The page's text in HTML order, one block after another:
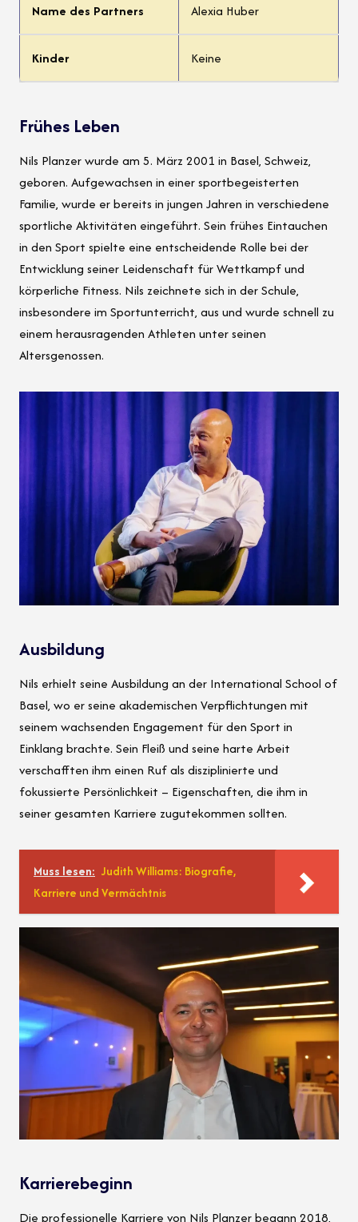
Name des Partners Alexia Huber
Kinder Keine
Frühes Leben
Nils Planzer wurde am 5. März 2001 in Basel, Schweiz,
geboren. Aufgewachsen in einer sportbegeisterten
Familie, wurde er bereits in jungen Jahren in verschiedene
sportliche Aktivitäten eingeführt. Sein frühes Eintauchen
in den Sport spielte eine entscheidende Rolle bei der
Entwicklung seiner Leidenschaft für Wettkampf und
körperliche Fitness. Nils zeichnete sich in der Schule,
insbesondere im Sportunterricht, aus und wurde schnell zu
einem herausragenden Athleten unter seinen
Altersgenossen.
Ausbildung
Nils erhielt seine Ausbildung an der International School of
Basel, wo er seine akademischen Verpflichtungen mit
seinem wachsenden Engagement für den Sport in
Einklang brachte. Sein Fleiß und seine harte Arbeit
verschafften ihm einen Ruf als disziplinierte und
fokussierte Persönlichkeit – Eigenschaften, die ihm in
seiner gesamten Karriere zugutekommen sollten.
Muss lesen: Judith Williams: Biografie,
Karriere und Vermächtnis
Karrierebeginn
Die professionelle Karriere von Nils Planzer begann 2018,